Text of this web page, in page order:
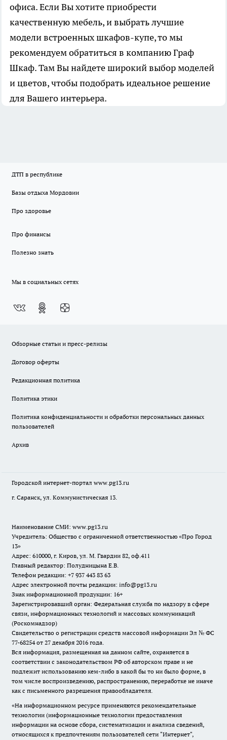
офиса. Если Вы хотите приобрести
качественную мебель, и выбрать лучшие
модели встроенных шкафов-купе, то мы
рекомендуем обратиться в компанию Граф
Шкаф. Там Вы найдете широкий выбор моделей
и цветов, чтобы подобрать идеальное решение
для Вашего интерьера.
ДТП в республике
Базы отдыха Мордовии
Про здоровье
Про финансы
Полезно знать
Мы в социальных сетях
Обзорные статьи и пресс-релизы
Договор оферты
Редакционная политика
Политика этики
Политика конфиденциальности и обработки персональных данных
пользователей
Архив
Городской интернет-портал www.pg13.ru
г. Саранск, ул. Коммунистическая 13.
Наименование СМИ: www.pg13.ru
Учредитель: Общество с ограниченной ответственностью «Про Город
13»
Адрес: 610000, г. Киров, ул. М. Гвардии 82, оф.411
Главный редактор: Полудницына Е.В.
Телефон редакции: +7 937 443 83 63
Адрес электронной почты редакции: info@pg13.ru
Знак информационной продукции: 16+
Зарегистрировавший орган: Федеральная служба по надзору в сфере
связи, информационных технологий и массовых коммуникаций
(Роскомнадзор)
Свидетельство о регистрации средств массовой информации Эл № ФС
77-68254 от 27 декабря 2016 года.
Вся информация, размещенная на данном сайте, охраняется в
соответствии с законодательством РФ об авторском праве и не
подлежит использованию кем-либо в какой бы то ни было форме, в
том числе воспроизведению, распространению, переработке не иначе
как с письменного разрешения правообладателя.
«На информационном ресурсе применяются рекомендательные
технологии (информационные технологии предоставления
информации на основе сбора, систематизации и анализа сведений,
относящихся к предпочтениям пользователей сети "Интернет",